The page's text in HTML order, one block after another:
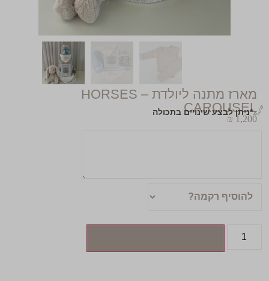
מארז מתנה ליולדת – HORSES
CAROUSEL
₪ 1,200
*ניתן לבצע שינויים בתכולה